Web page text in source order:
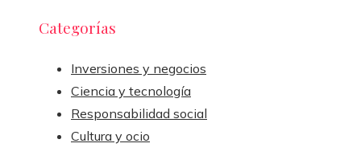
Categorías
Inversiones y negocios
Ciencia y tecnología
Responsabilidad social
Cultura y ocio